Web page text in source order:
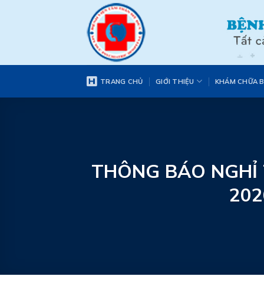
TRANG CHỦ GIỚI THIỆU KHÁM CHỮA
THÔNG BÁO